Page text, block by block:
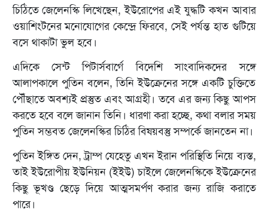
চিঠিতে জেলেনস্কি লিখেছেন, ইউরোপের এই যুদ্ধটি কখন আবার
ওয়াশিংটনের মনোযোগের কেন্দ্রে ফিরবে, সেই পর্যন্ত হাত গুটিয়ে
বসে থাকাটা ভুল হবে।
এদিকে সেন্ট পিটার্সবার্গে বিদেশি সাংবাদিকদের সঙ্গে
আলাপকালে পুতিন বলেন, তিনি ইউক্রেনের সঙ্গে একটি চুক্তিতে
পৌঁছাতে অবশ্যই প্রস্তুত এবং আগ্রহী। তবে এর জন্য কিছু আপস
করতে হবে বলে জানান তিনি। ধারণা করা হচ্ছে, কথা বলার সময়
পুতিন সম্ভবত জেলেনস্কির চিঠির বিষয়বস্তু সম্পর্কে জানতেন না।
পুতিন ইঙ্গিত দেন, ট্রাম্প যেহেতু এখন ইরান পরিস্থিতি নিয়ে ব্যস্ত,
তাই ইউরোপীয় ইউনিয়ন (ইইউ) চাইলে জেলেনস্কিকে ইউক্রেনের
কিছু ভূখণ্ড ছেড়ে দিয়ে আত্মসমর্পণ করার জন্য রাজি করাতে
পারে।